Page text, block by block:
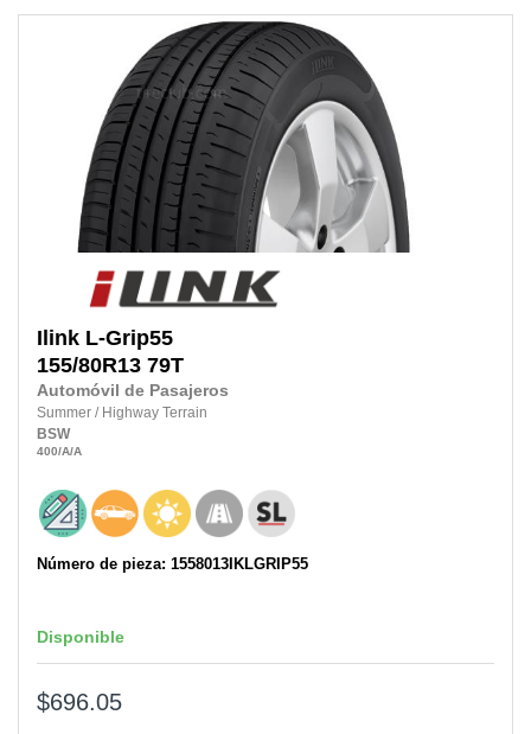
Ilink L-Grip55
155/80R13 79T
Automóvil de Pasajeros
Summer / Highway Terrain
BSW
400/A/A
Número de pieza: 1558013IKLGRIP55
Disponible
$696.05